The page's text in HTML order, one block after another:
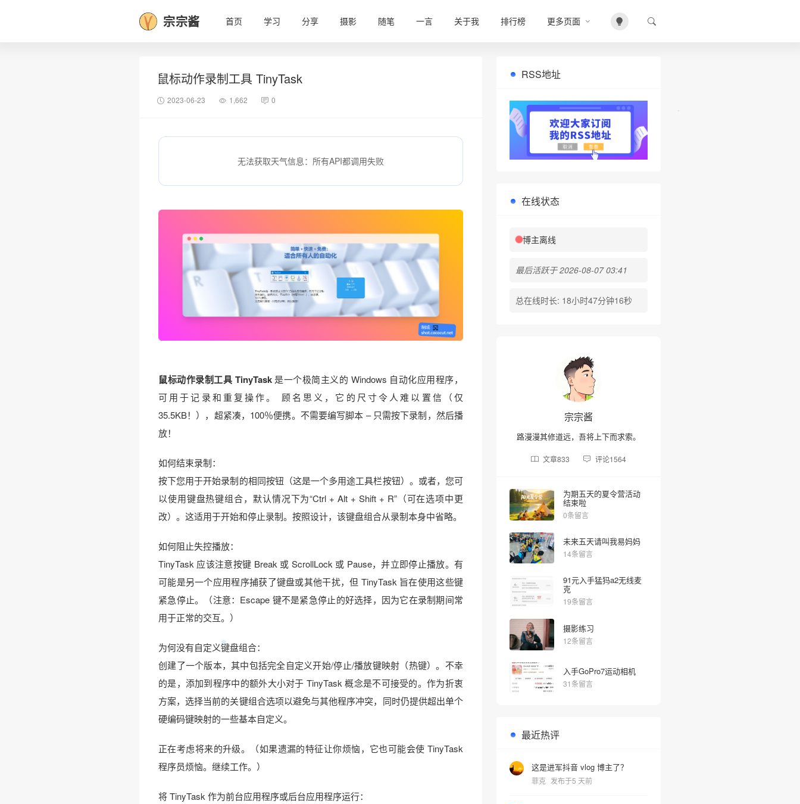
宗宗酱 首页 学习 分享 摄影 随笔 一言 关于我 排行榜 更多页面
鼠标动作录制工具 TinyTask
2023-06-23 1,662 0
无法获取天气信息：所有API都调用失败
鼠标动作录制工具 TinyTask是一个极简主义的 Windows 自动化应用程序，
可用于记录和重复操作。 顾名思义，它的尺寸令人难以置信（仅
35.5KB！），超紧凑，100％便携。不需要编写脚本 – 只需按下录制，然后播
放！
如何结束录制：
按下您用于开始录制的相同按钮（这是一个多用途工具栏按钮）。或者，您可
以使用键盘热键组合，默认情况下为“Ctrl + Alt + Shift + R”（可在选项中更
改）。这适用于开始和停止录制。按照设计，该键盘组合从录制本身中省略。
如何阻止失控播放：
TinyTask 应该注意按键 Break 或 ScrollLock 或 Pause，并立即停止播放。有
可能是另一个应用程序捕获了键盘或其他干扰，但 TinyTask 旨在使用这些键
紧急停止。（注意：Escape 键不是紧急停止的好选择，因为它在录制期间常
用于正常的交互。）
为何没有自定义键盘组合：
创建了一个版本，其中包括完全自定义开始/停止/播放键映射（热键）。不幸
的是，添加到程序中的额外大小对于 TinyTask 概念是不可接受的。作为折衷
方案，选择当前的关键组合选项以避免与其他程序冲突，同时仍提供超出单个
硬编码键映射的一些基本自定义。
正在考虑将来的升级。（如果遗漏的特征让你烦恼，它也可能会使 TinyTask
程序员烦恼。继续工作。）
将 TinyTask 作为前台应用程序或后台应用程序运行：
RSS地址
在线状态
博主离线
最后活跃于 2026-08-07 03:41
总在线时长: 18小时47分钟16秒
宗宗酱
路漫漫其修道远，吾将上下而求索。
文章833 评论1564
为期五天的夏令营活动
结束啦
0条留言
未来五天请叫我易妈妈
14条留言
91元入手猛犸a2无线麦
克
19条留言
摄影练习
12条留言
入手GoPro7运动相机
31条留言
最近热评
这是进军抖音 vlog 博主了？
菲克 发布于5 天前